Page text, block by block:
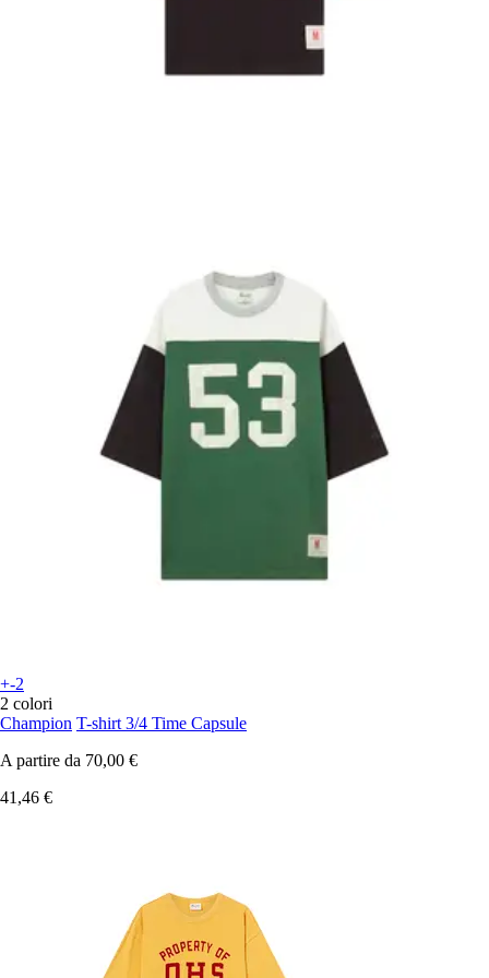
+-2
2 colori
Champion T-shirt 3/4 Time Capsule
A partire da 70,00 €
41,46 €